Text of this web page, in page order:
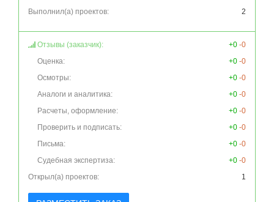
Выполнил(а) проектов:
2
Отзывы (заказчик): +0 -0
Оценка:
+0 -0
Осмотры:
+0 -0
Аналоги и аналитика:
+0 -0
Расчеты, оформление:
+0 -0
Проверить и подписать:
+0 -0
Письма:
+0 -0
Судебная экспертиза:
+0 -0
Открыл(а) проектов:
1